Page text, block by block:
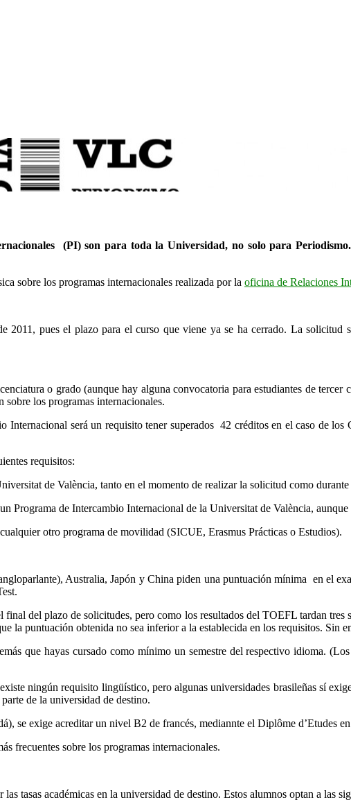
(PI) son para toda la Universidad, no solo para
sobre los programas internacionales realizada por la oficina de Relaciones
2011, pues el plazo para el curso que viene ya se ha cerrado. La solicitud
o grado (aunque hay alguna convocatoria para estudiantes de
los programas internacionales.
Internacional será un requisito tener superados 42 créditos en el caso de
requisitos:
de València, tanto en el momento de realizar la solicitud como
Programa de Intercambio Internacional de la Universitat de València,
otro programa de movilidad (SICUE, Erasmus Prácticas o Estudios).
Australia, Japón y China piden una puntuación mínima en el
del plazo de solicitudes, pero como los resultados del TOEFL tardan tres
la puntuación obtenida no sea inferior a la establecida en los requisitos. Sin
que hayas cursado como mínimo un semestre del respectivo idioma.
ningún requisito lingüístico, pero algunas universidades brasileñas sí
de la universidad de destino.
se exige acreditar un nivel B2 de francés, mediannte el Diplôme
frecuentes sobre los programas internacionales.
tasas académicas en la universidad de destino. Estos alumnos optan a las